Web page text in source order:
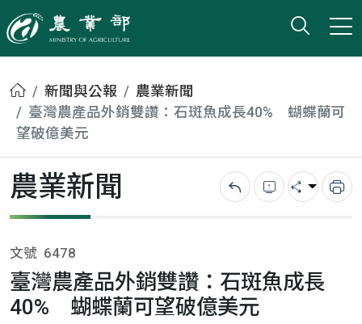
農業部
打開
小版
首頁新聞與公報
農業新聞
臺灣農產品外銷雙讚：石斑魚成長40% 蝴蝶蘭可
望破億美元
農業新聞 回上一頁錯誤回報
分享 列
文號 6478
臺灣農產品外銷雙讚：石斑魚成長
40% 蝴蝶蘭可望破億美元